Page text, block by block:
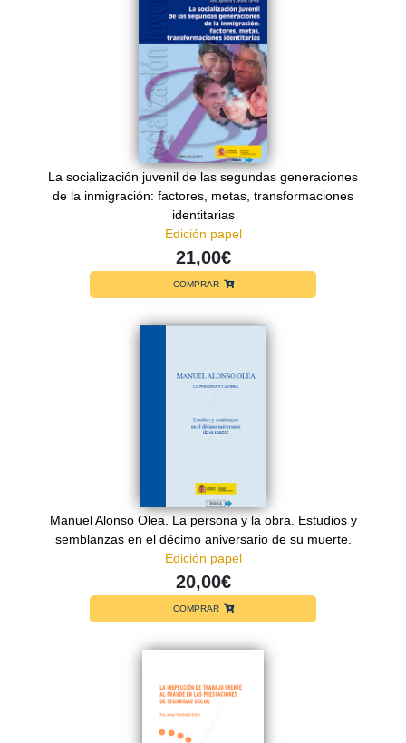
La socialización juvenil de las segundas generaciones
de la inmigración: factores, metas, transformaciones
identitarias
Edición papel
21,00€
COMPRAR
Manuel Alonso Olea. La persona y la obra. Estudios y
semblanzas en el décimo aniversario de su muerte.
Edición papel
20,00€
COMPRAR